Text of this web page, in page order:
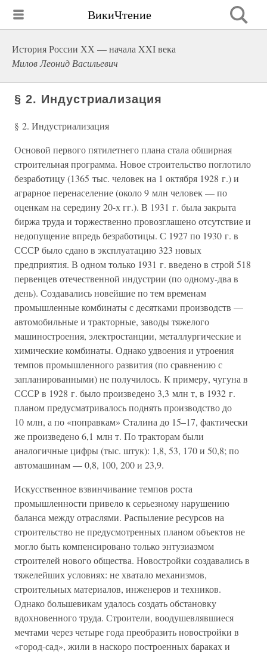
ВикиЧтение
История России ХХ — начала XXI века
Милов Леонид Васильевич
§ 2. Индустриализация
§ 2. Индустриализация
Основой первого пятилетнего плана стала обширная
строительная программа. Новое строительство поглотило
безработицу (1365 тыс. человек на 1 октября 1928 г.) и
аграрное перенаселение (около 9 млн человек — по
оценкам на середину 20-х гг.). В 1931 г. была закрыта
биржа труда и торжественно провозглашено отсутствие и
недопущение впредь безработицы. С 1927 по 1930 г. в
СССР было сдано в эксплуатацию 323 новых
предприятия. В одном только 1931 г. введено в строй 518
первенцев отечественной индустрии (по одному-два в
день). Создавались новейшие по тем временам
промышленные комбинаты с десятками производств —
автомобильные и тракторные, заводы тяжелого
машиностроения, электростанции, металлургические и
химические комбинаты. Однако удвоения и утроения
темпов промышленного развития (по сравнению с
запланированными) не получилось. К примеру, чугуна в
СССР в 1928 г. было произведено 3,3 млн т, в 1932 г.
планом предусматривалось поднять производство до
10 млн, а по «поправкам» Сталина до 15–17, фактически
же произведено 6,1 млн т. По тракторам были
аналогичные цифры (тыс. штук): 1,8, 53, 170 и 50,8; по
автомашинам — 0,8, 100, 200 и 23,9.
Искусственное взвинчивание темпов роста
промышленности привело к серьезному нарушению
баланса между отраслями. Распыление ресурсов на
строительство не предусмотренных планом объектов не
могло быть компенсировано только энтузиазмом
строителей нового общества. Новостройки создавались в
тяжелейших условиях: не хватало механизмов,
строительных материалов, инженеров и техников.
Однако большевикам удалось создать обстановку
вдохновенного труда. Строители, воодушевлявшиеся
мечтами через четыре года преобразить новостройки в
«город-сад», жили в наскоро построенных бараках и